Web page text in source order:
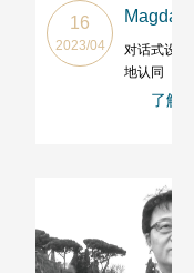
16
2023/04
对话式设
地认同
了解